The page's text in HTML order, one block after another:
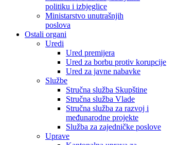
politiku i izbjeglice
Ministarstvo unutrašnjih
poslova
Ostali organi
Uredi
Ured premijera
Ured za borbu protiv korupcije
Ured za javne nabavke
Službe
Stručna služba Skupštine
Stručna služba Vlade
Stručna služba za razvoj i
međunarodne projekte
Služba za zajedničke poslove
Uprave